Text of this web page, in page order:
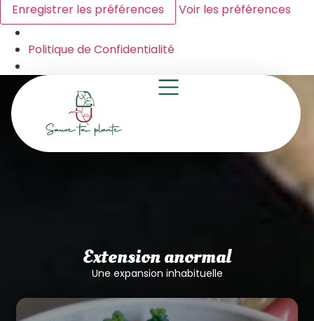
Enregistrer les préférences
Voir les préférences
Politique de Confidentialité
Extension anormal​
Une expansion inhabituelle